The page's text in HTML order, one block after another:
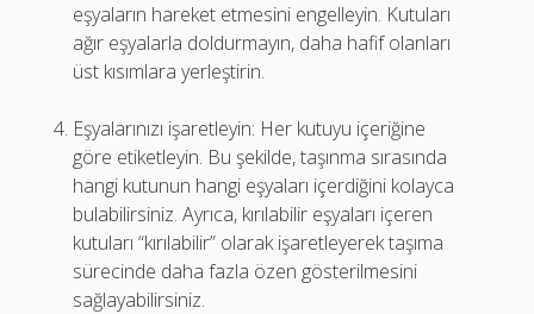
eşyaların hareket etmesini engelleyin. Kutuları
ağır eşyalarla doldurmayın, daha hafif olanları
üst kısımlara yerleştirin.
Eşyalarınızı işaretleyin: Her kutuyu içeriğine
göre etiketleyin. Bu şekilde, taşınma sırasında
hangi kutunun hangi eşyaları içerdiğini kolayca
bulabilirsiniz. Ayrıca, kırılabilir eşyaları içeren
kutuları “kırılabilir” olarak işaretleyerek taşıma
sürecinde daha fazla özen gösterilmesini
sağlayabilirsiniz.